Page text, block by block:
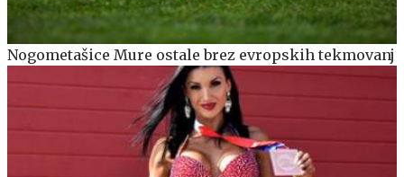
Nogometašice Mure ostale brez evropskih tekmovanj